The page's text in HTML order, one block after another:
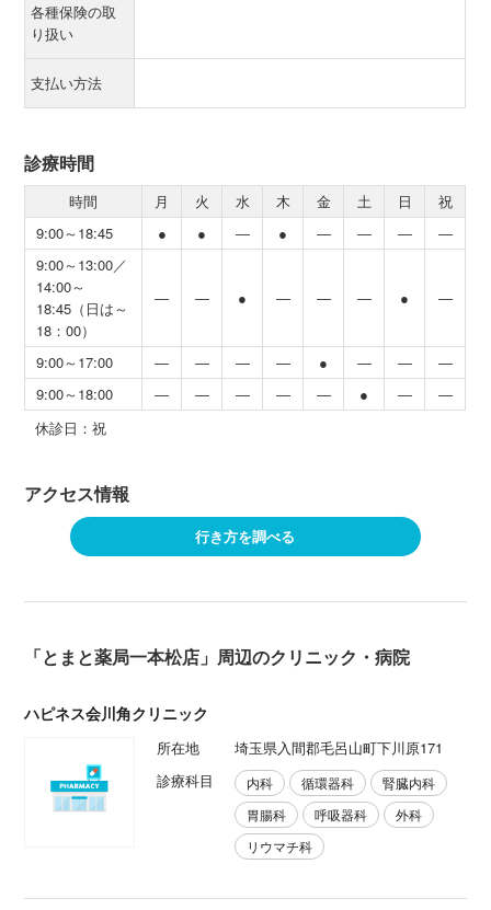
各種保険の取
り扱い
支払い方法
診療時間
時間 月 火 水 木 金 土 日
祝
9:00～18:45
● ● ― ● ― ― ―
―
9:00～13:00／
14:00～
18:45（日は～
18：00）
― ― ● ― ― ― ● ―
9:00～17:00 ― ― ― ― ● ― ―
―
9:00～18:00
― ― ― ― ― ● ―
―
休診日：祝
アクセス情報
行き方を調べる
「とまと薬局一本松店」周辺のクリニック・病院
ハピネス会川角クリニック
所在地
埼玉県入間郡毛呂山町下川原171
診療科目
内科 循環器科
腎臓内科
胃腸科
呼吸器科
外科
リウマチ科